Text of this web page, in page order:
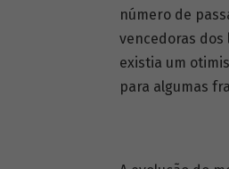
número de
vencedoras dos
existia um
para algumas